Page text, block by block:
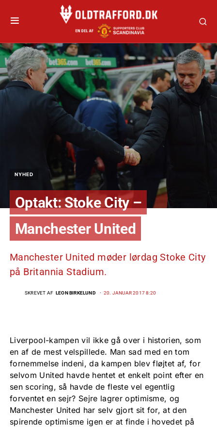
NYHED
Optakt: Stoke City –
Manchester United
Manchester United møder lørdag Stoke City
på Britannia Stadium.
SKREVET AF LEON BIRKELUND 20. JANUAR 2017 8:20
Liverpool-kampen vil ikke gå over i historien, som
en af de mest velspillede. Man sad med en tom
fornemmelse indeni, da kampen blev fløjtet af, for
selvom United havde hentet et enkelt point efter en
sen scoring, så havde de fleste vel egentlig
forventet en sejr? Sejre lagrer optimisme, og
Manchester United har selv gjort sit for, at den
spirende optimisme igen er at finde i hovedet på